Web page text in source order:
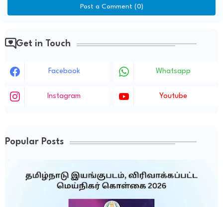
Post a Comment (0)
Get in Touch
Facebook Whatsapp
Instagram Youtube
Popular Posts